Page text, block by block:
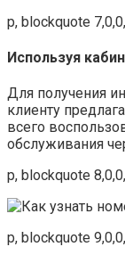
p, blockquote
Используя
Для получения
клиенту
всего
обслуживания
p, blockquote
p, blockquote